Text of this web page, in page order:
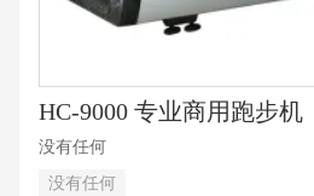
HC-9000 专业商用跑步机
没有任何
没有任何